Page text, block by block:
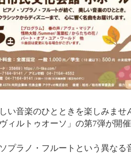
い音楽のひとときを楽しみま
ィルトゥオーソ」の第7弾が開催
プラノ・フルートという異な